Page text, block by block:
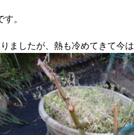
。
ましたが、熱も冷めてきて今